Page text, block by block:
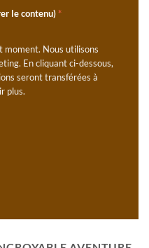
le contenu)*
moment. Nous utilisons
En cliquant ci-dessous,
seront transférées à
plus.